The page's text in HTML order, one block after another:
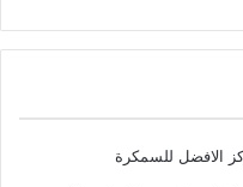
الافضل للسمكرة